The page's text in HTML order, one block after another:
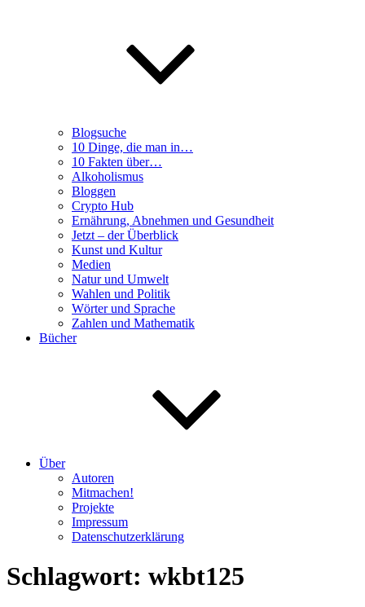
Blogsuche
10 Dinge, die man in…
10 Fakten über…
Alkoholismus
Bloggen
Crypto Hub
Ernährung, Abnehmen und Gesundheit
Jetzt – der Überblick
Kunst und Kultur
Medien
Natur und Umwelt
Wahlen und Politik
Wörter und Sprache
Zahlen und Mathematik
Bücher
Über
Autoren
Mitmachen!
Projekte
Impressum
Datenschutzerklärung
Schlagwort: wkbt125